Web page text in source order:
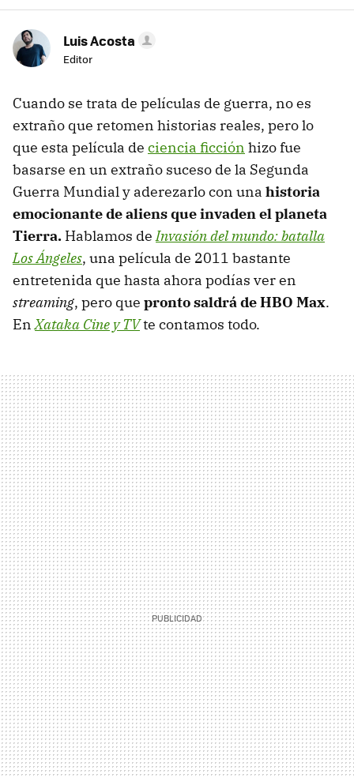
Luis Acosta
Editor
Cuando se trata de películas de guerra, no es
extraño que retomen historias reales, pero lo
que esta película de ciencia ficción hizo fue
basarse en un extraño suceso de la Segunda
Guerra Mundial y aderezarlo con una historia
emocionante de aliens que invaden el planeta
Tierra. Hablamos deInvasión del mundo: batalla
Los Ángeles, una película de 2011 bastante
entretenida que hasta ahora podías ver en
streaming, pero que pronto saldrá de HBO Max.
EnXataka Cine y TVte contamos todo.